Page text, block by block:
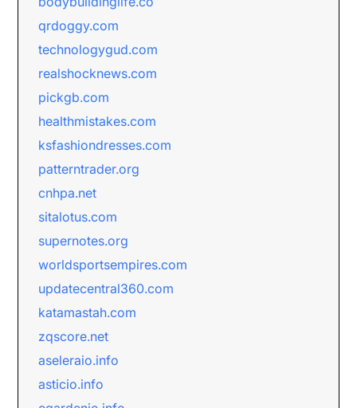
qrdoggy.com
technologygud.com
realshocknews.com
pickgb.com
healthmistakes.com
ksfashiondresses.com
patterntrader.org
cnhpa.net
sitalotus.com
supernotes.org
worldsportsempires.com
updatecentral360.com
katamastah.com
zqscore.net
aseleraio.info
asticio.info